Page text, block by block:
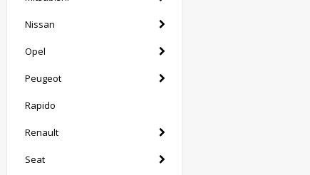
Nissan
Opel
Peugeot
Rapido
Renault
Seat